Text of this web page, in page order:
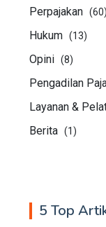
Perpajakan (60)
Hukum (13)
Opini (8)
Pengadilan
Layanan &
Berita (1)
5 Top